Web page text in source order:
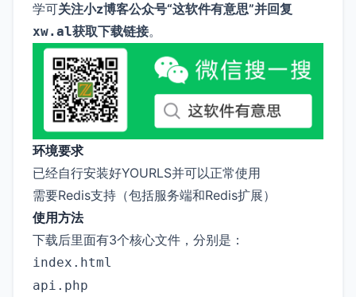
学可关注小z博客公众号“这软件有意思”并回复
xw.al获取下载链接。
环境要求
已经自行安装好YOURLS并可以正常使用
需要Redis支持（包括服务端和Redis扩展）
使用方法
下载后里面有3个核心文件，分别是：
index.html
api.php